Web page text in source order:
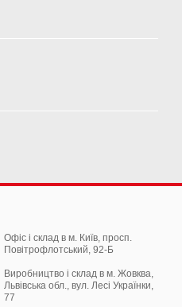
Офіс і склад в м. Київ, просп.
Повітрофлотський, 92-Б
Виробництво і склад в м. Жовква,
Львівська обл., вул. Лесі Українки,
77